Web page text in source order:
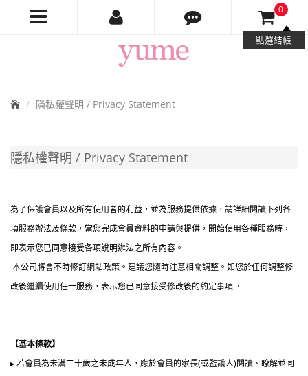
0
點選結帳
Yume
Jewelry
首
隱私權聲明 / Privacy Statement
隱私權聲明 / Privacy Statement
為了保護會員以及所有使用者的利益，並為服務提供依據，請詳細閱讀下列各
項服務辦法及條款，當您完成會員資料的申請與提供，開始使用各種服務時，
即表示您已同意接受各項說明辦法之所有內容。
本公司將會不時修訂網站政策。建議您隨時注意相關調整。如您於任何調整修
改後繼續使用任一服務，表示您已同意接受修改後的約定事項。
【基本條款】
▸ 若會員為未滿二十歲之未成年人，應於會員的家長(或監護人)閱讀、瞭解並同